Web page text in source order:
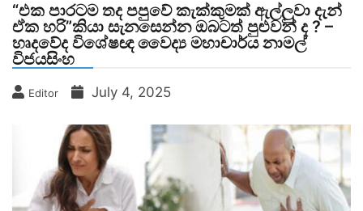
“එක පාරටම තද පපුවේ කැක්කුමක් ඇල්ලුවා දැන්
ඒක හරි”කියා සැනසෙන්න ඔබටත් පුළුවන් ද ? –
හෘදවේද විශේෂඥ වෛද්‍ය මහාචාර්ය නාමල්
විජයසිංහ
Editor July 4, 2025